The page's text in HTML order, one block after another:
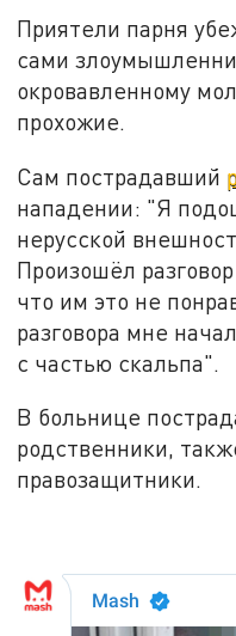
Приятели парня
сами
окровавленному
прохожие.
Сам пострадавший
нападении: "Я
нерусской
Произошёл
что им это не
разговора мне
с частью скальпа".
В больнице
родственники,
правозащитники.